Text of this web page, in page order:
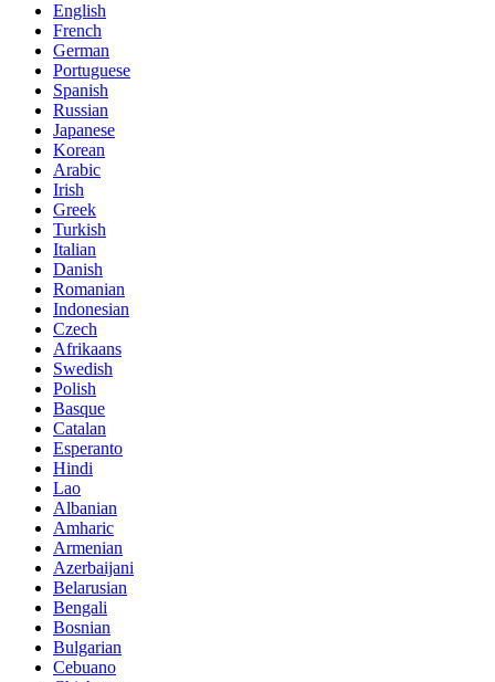
English
French
German
Portuguese
Spanish
Russian
Japanese
Korean
Arabic
Irish
Greek
Turkish
Italian
Danish
Romanian
Indonesian
Czech
Afrikaans
Swedish
Polish
Basque
Catalan
Esperanto
Hindi
Lao
Albanian
Amharic
Armenian
Azerbaijani
Belarusian
Bengali
Bosnian
Bulgarian
Cebuano